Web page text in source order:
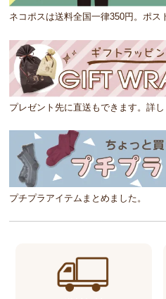
ネコポスは送料全国一律350円。ポス
プレゼント先に直送もできます。詳
プチプラアイテムまとめました。